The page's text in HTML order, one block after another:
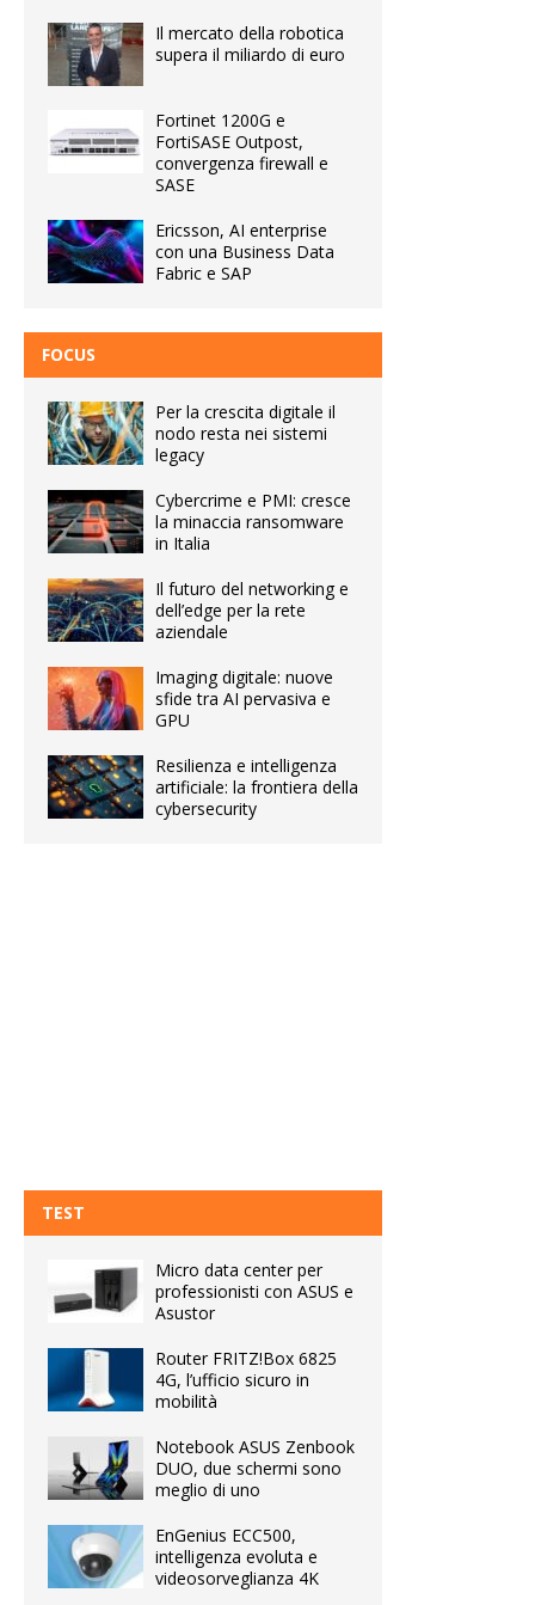
Il mercato della robotica
supera il miliardo di euro
Fortinet 1200G e
FortiSASE Outpost,
convergenza firewall e
SASE
Ericsson, AI enterprise
con una Business Data
Fabric e SAP
FOCUS
Per la crescita digitale il
nodo resta nei sistemi
legacy
Cybercrime e PMI: cresce
la minaccia ransomware
in Italia
Il futuro del networking e
dell’edge per la rete
aziendale
Imaging digitale: nuove
sfide tra AI pervasiva e
GPU
Resilienza e intelligenza
artificiale: la frontiera della
cybersecurity
TEST
Micro data center per
professionisti con ASUS e
Asustor
Router FRITZ!Box 6825
4G, l’ufficio sicuro in
mobilità
Notebook ASUS Zenbook
DUO, due schermi sono
meglio di uno
EnGenius ECC500,
intelligenza evoluta e
videosorveglianza 4K